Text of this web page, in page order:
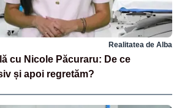
Realitatea de Alba
cu Nicole Păcuraru: De ce
și apoi regretăm?